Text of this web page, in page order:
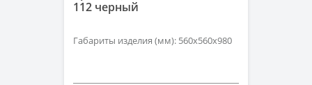
112 черный
Габариты изделия (мм): 560x560x980